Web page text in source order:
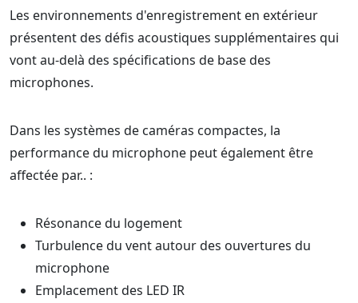
Les environnements d'enregistrement en extérieur
présentent des défis acoustiques supplémentaires qui
vont au-delà des spécifications de base des
microphones.
Dans les systèmes de caméras compactes, la
performance du microphone peut également être
affectée par.. :
Résonance du logement
Turbulence du vent autour des ouvertures du
microphone
Emplacement des LED IR